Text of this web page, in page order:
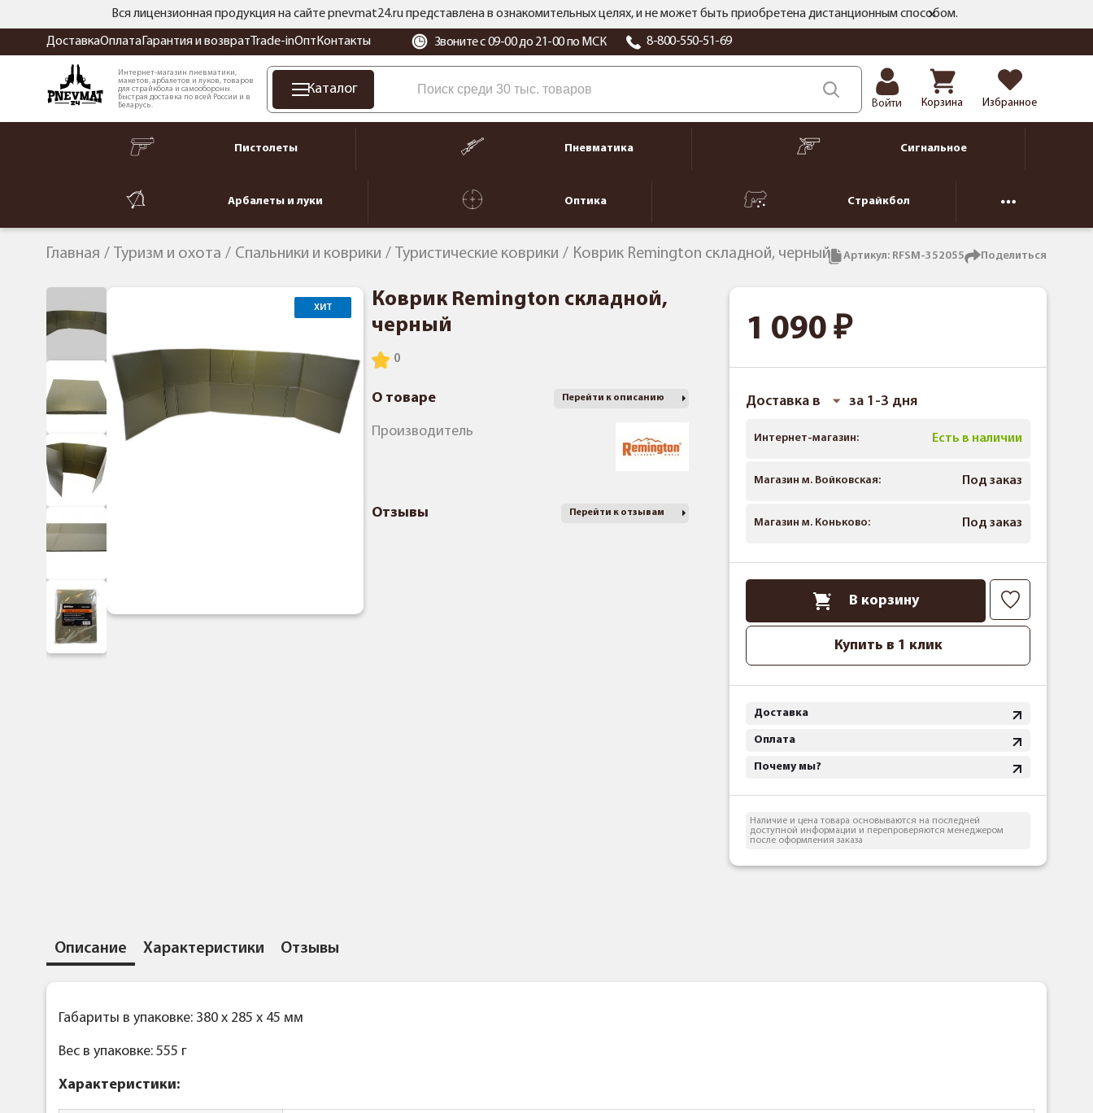
Вся лицензионная продукция на сайте pnevmat24.ru представлена в ознакомительных целях, и не может быть приобретена дистанционным способом.
ДоставкаОплата Гарантия и возврат Trade-inОпт Контакты Звоните с 09-00 до 21-00 по МСК 8-800-550-51-69
Интернет-магазин пневматики,
макетов, арбалетов и луков, товаров
для страйкбола и самообороны.
Быстрая доставка по всей России и в
Беларусь.
Каталог
Войти Корзина Избранное
Пистолеты Пневматика Сигнальное
Арбалеты и луки Оптика Страйкбол
Главная Туризм и охота Спальники и коврики Туристические коврики Коврик Remington складной, черный Артикул: RFSM-352055 Поделиться
ХИТ
Коврик Remington складной,
черный
О товаре Перейти к описанию
Производитель
Отзывы Перейти к отзывам
1 090
Доставка в за 1-3 дня
Интернет-магазин: Есть в наличии
Магазин м. Войковская: Под заказ
Магазин м. Коньково: Под заказ
В корзину
Купить в 1 клик
Доставка
Оплата
Почему мы?
Наличие и цена товара основываются на последней
доступной информации и перепроверяются менеджером
после оформления заказа
Описание Характеристики Отзывы
Габариты в упаковке: 380 x 285 x 45 мм
Вес в упаковке: 555 г
Характеристики: